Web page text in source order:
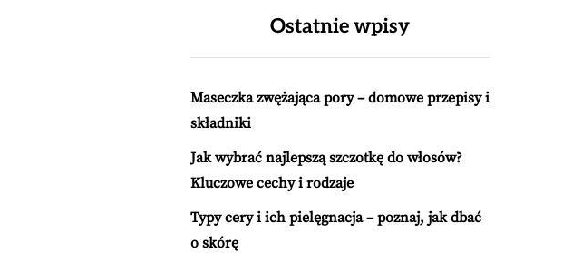
Ostatnie wpisy
Maseczka zwężająca pory – domowe przepisy i
składniki
Jak wybrać najlepszą szczotkę do włosów?
Kluczowe cechy i rodzaje
Typy cery i ich pielęgnacja – poznaj, jak dbać
o skórę